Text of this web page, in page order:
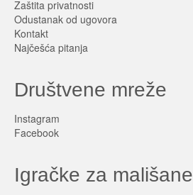
Zaštita privatnosti
Odustanak od ugovora
Kontakt
Najčešća pitanja
Društvene mreže
Instagram
Facebook
Igračke za mališane